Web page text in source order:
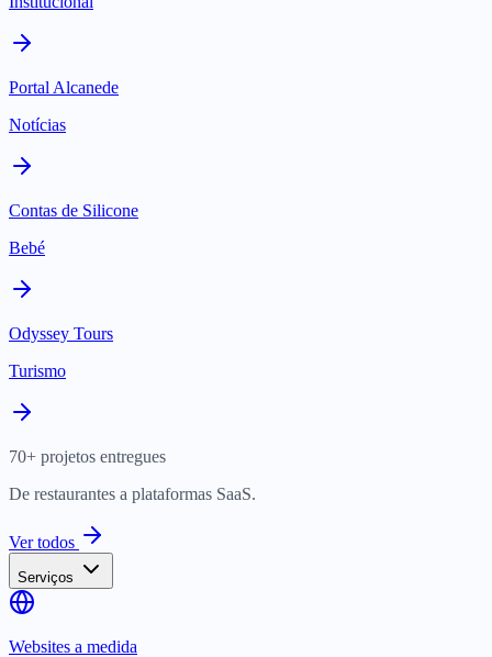
Portal Alcanede
Notícias
Contas de Silicone
Bebé
Odyssey Tours
Turismo
70+ projetos entregues
De restaurantes a plataformas SaaS.
Ver todos
Serviços
Websites a medida